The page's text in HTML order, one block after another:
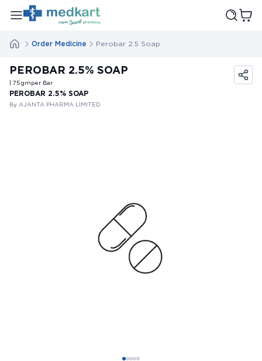
Order Medicine Perobar 2.5 Soap
PEROBAR 2.5% SOAP
| 75gmper Bar
PEROBAR 2.5% SOAP
By AJANTA PHARMA LIMITED